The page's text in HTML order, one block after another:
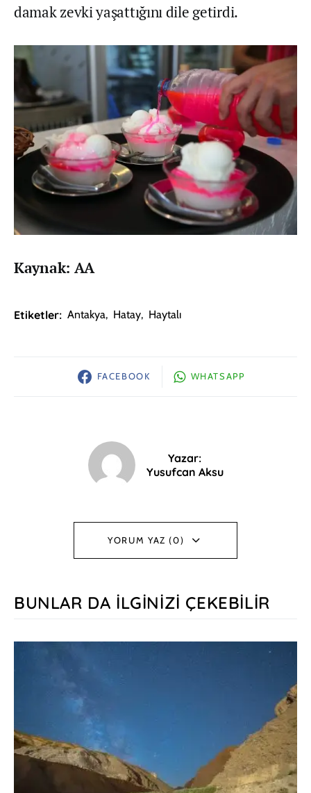
damak zevki yaşattığını dile getirdi.
Kaynak: AA
Etiketler: Antakya, Hatay, Haytalı
FACEBOOK WHATSAPP
Yazar:
Yusufcan Aksu
YORUM YAZ (0)
BUNLAR DA İLGINIZI ÇEKEBILIR